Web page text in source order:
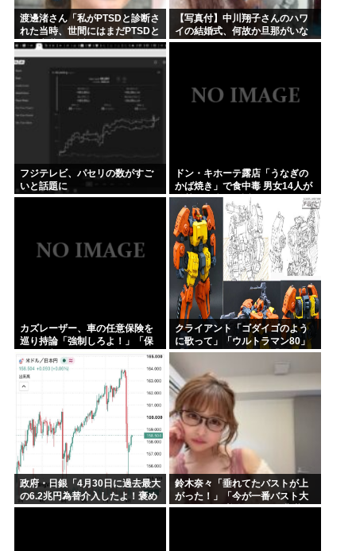
渡邊渚さん「私がPTSDと診断さ
れた当時、世間にはまだPTSDと
いう言葉は浸透していませんで
した」
【写真付】中川翔子さんのハワ
イの結婚式、何故か旦那がいな
い
フジテレビ、パセリの数がすご
いと話題に
ドン・キホーテ露店「うなぎの
かば焼き」で食中毒 男女14人が
発熱や腹痛など訴え…サルモネ
ラ属の菌検出
カズレーザー、車の任意保険を
巡り持論「強制しろよ！」「保
険にも入れないヤツは運転すん
なよ」
クライアント「ゴダイゴのよう
に歌って」「ウルトラマン80」
「アルフィのように」「星のピ
アス」
政府・日銀「4月30日に過去最大
の6.2兆円為替介入したよ！褒め
てよ！」
鈴木奈々「垂れてたバストが上
がった！」「今が一番バスト大
きい！」 下着姿を公開、豊満な